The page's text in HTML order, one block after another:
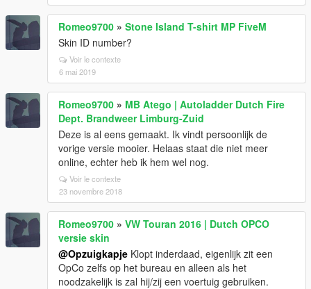
Romeo9700 » Stone Island T-shirt MP FiveM
Skin ID number?
Voir le contexte
6 mai 2019
Romeo9700 » MB Atego | Autoladder Dutch Fire
Dept. Brandweer Limburg-Zuid
Deze is al eens gemaakt. Ik vindt persoonlijk de
vorige versie mooier. Helaas staat die niet meer
online, echter heb ik hem wel nog.
Voir le contexte
23 novembre 2018
Romeo9700 » VW Touran 2016 | Dutch OPCO
versie skin
@Opzuigkapje Klopt inderdaad, eigenlijk zit een
OpCo zelfs op het bureau en alleen als het
noodzakelijk is zal hij/zij een voertuig gebruiken.